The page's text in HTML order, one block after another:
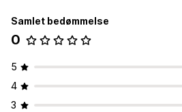
Samlet bedømmelse
0
5
4
3